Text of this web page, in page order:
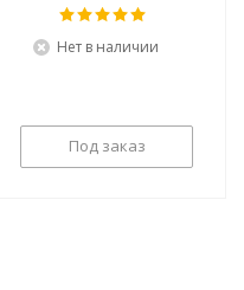
Нет в наличии
Под заказ